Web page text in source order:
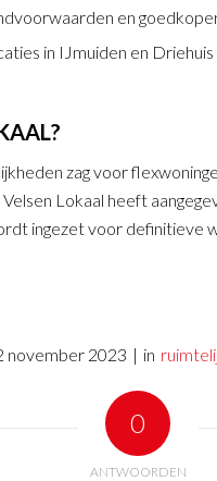
en
in IJmuiden en
zag voor
Lokaal heeft
ingezet voor definitieve
november 2023 | in
0
ANTWOORDEN